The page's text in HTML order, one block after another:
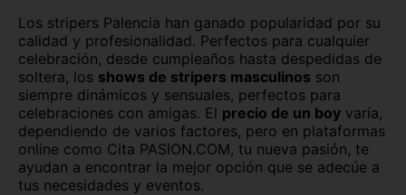
Lugo capital Madrid capital
Málaga capital Melilla capital
Murcia capital Ourense capital
Oviedo Palma de Mallorca
Pamplona Pontevedra capital
Los stripers Palencia han ganado popularidad por su
calidad y profesionalidad. Perfectos para cualquier
celebración, desde cumpleaños hasta despedidas de
soltera, los shows de stripers masculinos son
siempre dinámicos y sensuales, perfectos para
celebraciones con amigas. El precio de un boy varía,
dependiendo de varios factores, pero en plataformas
online como Cita PASION.COM, tu nueva pasión, te
ayudan a encontrar la mejor opción que se adecúe a
tus necesidades y eventos.